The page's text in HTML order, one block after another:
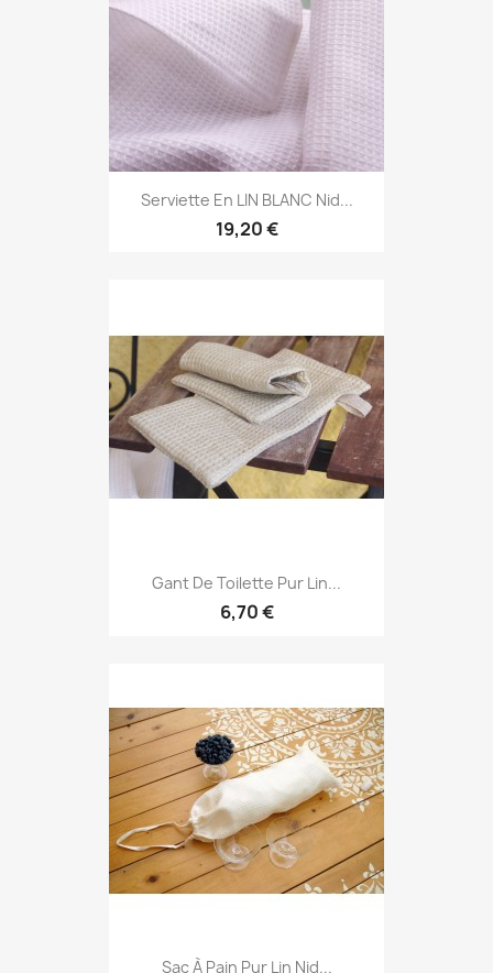
Serviette En LIN BLANC Nid...
19,20 €
Gant De Toilette Pur Lin...
6,70 €
Sac À Pain Pur Lin Nid...